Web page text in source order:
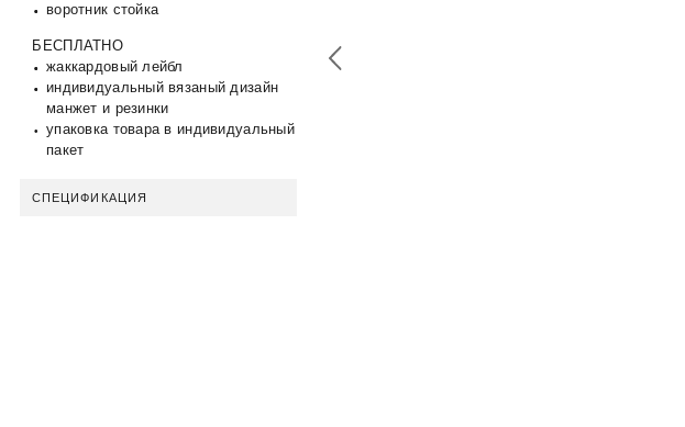
воротник стойка
БЕСПЛАТНО
жаккардовый лейбл
индивидуальный вязаный дизайн
манжет и резинки
упаковка товара в индивидуальный
пакет
СПЕЦИФИКАЦИЯ